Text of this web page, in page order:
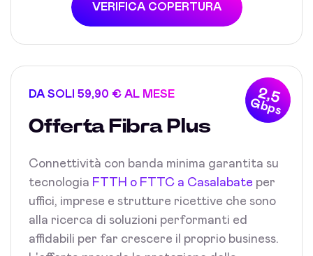
VERIFICA COPERTURA
2,5
Gbps
DA SOLI 59,90 € AL MESE
Offerta Fibra Plus
Connettività con banda minima garantita su
tecnologia FTTH o FTTC a Casalabate per
uffici, imprese e strutture ricettive che sono
alla ricerca di soluzioni performanti ed
affidabili per far crescere il proprio business.